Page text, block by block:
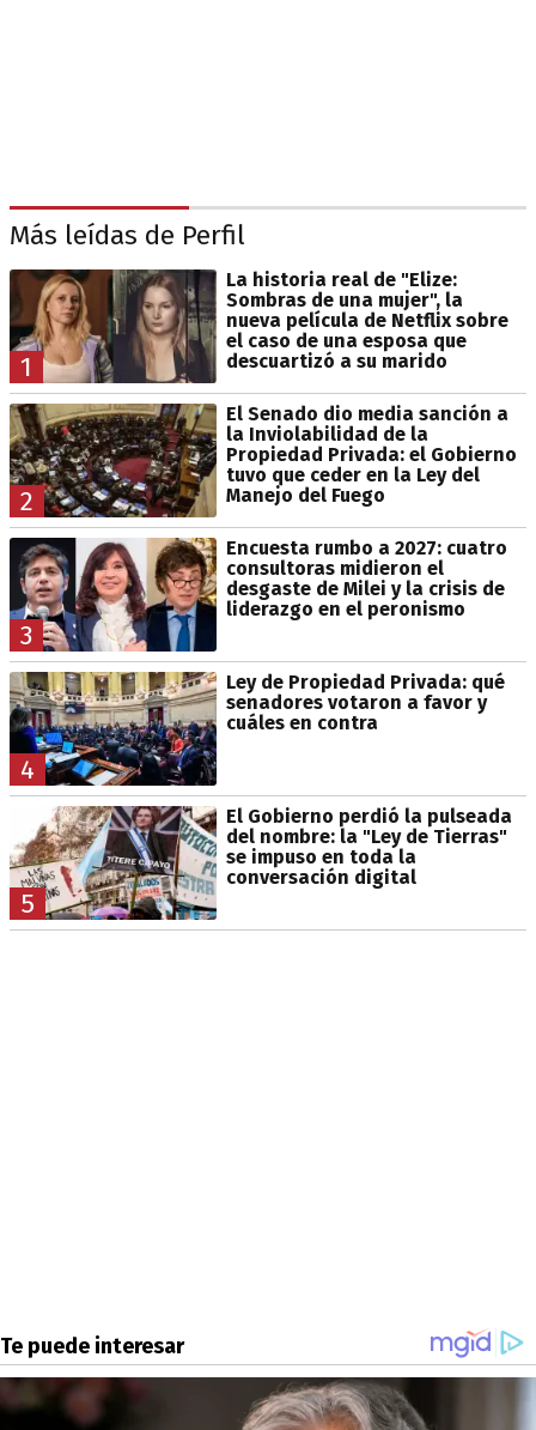
Más leídas de Perfil
1
La historia real de "Elize:
Sombras de una mujer", la
nueva película de Netflix sobre
el caso de una esposa que
descuartizó a su marido
2
El Senado dio media sanción a
la Inviolabilidad de la
Propiedad Privada: el Gobierno
tuvo que ceder en la Ley del
Manejo del Fuego
3
Encuesta rumbo a 2027: cuatro
consultoras midieron el
desgaste de Milei y la crisis de
liderazgo en el peronismo
4
Ley de Propiedad Privada: qué
senadores votaron a favor y
cuáles en contra
5
El Gobierno perdió la pulseada
del nombre: la "Ley de Tierras"
se impuso en toda la
conversación digital